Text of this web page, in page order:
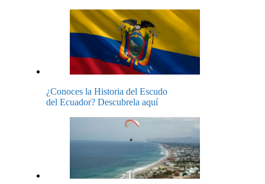
¿Conoces la Historia del Escudo
del Ecuador? Descubrela aquí